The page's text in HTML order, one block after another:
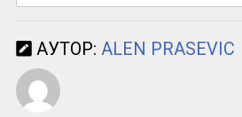
АУТОР: ALEN PRASEVIC